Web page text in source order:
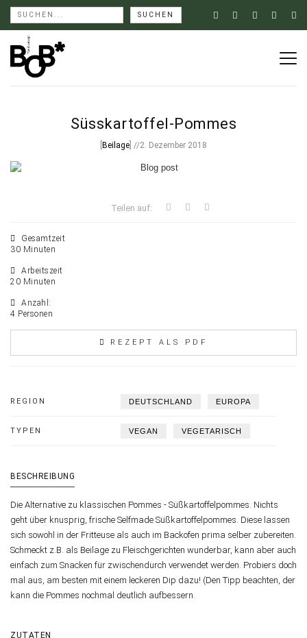
Süsskartoffel-Pommes
Beilage ] //2. Dezember 2018
Teilen auf:
Gesamtzeit
30 Minuten
Arbeitszeit
20 Minuten
Anzahl:
4 Personen
REZEPT ALS PDF
REGION DEUTSCHLAND EUROPA
TYPEN VEGAN VEGETARISCH
BESCHREIBUNG
Die Alternative zu klassischen Pommes - Süßkartoffelpommes. Nichts
geht über knusprig, frische Selfmade Süßkartoffelpommes. Diese lassen
sich sowohl in der Fritteuse als auch im Backofen prima selber zubereiten.
Schmeckt z.B. als Beilage zu Fleischgerichten wunderbar, kann aber auch
einfach zum Snacken für zwischendurch verwendet werden. Probiers doch
mal aus, am besten mit einem leckeren Dip dazu! (Den Tipp beachten, der
kann die Pommes nochmal deutlich aufbessern.
ZUTATEN